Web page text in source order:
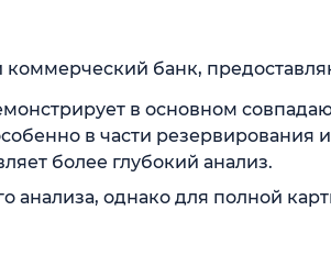
коммерческий банк,
в основном
в части
более глубокий анализ.
анализа, однако для полной